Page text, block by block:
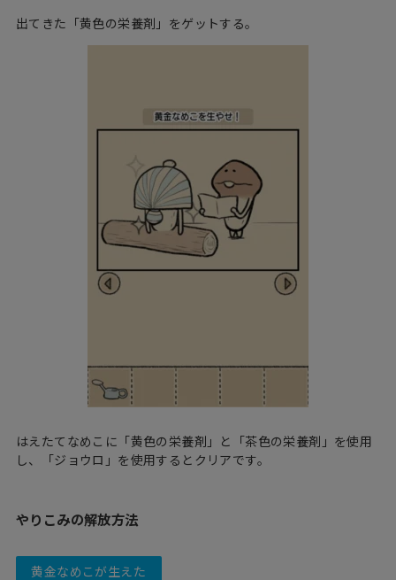
出てきた「黄色の栄養剤」をゲットする。
はえたてなめこに「黄色の栄養剤」と「茶色の栄養剤」を使用
し、「ジョウロ」を使用するとクリアです。
やりこみの解放方法
黄金なめこが生えた